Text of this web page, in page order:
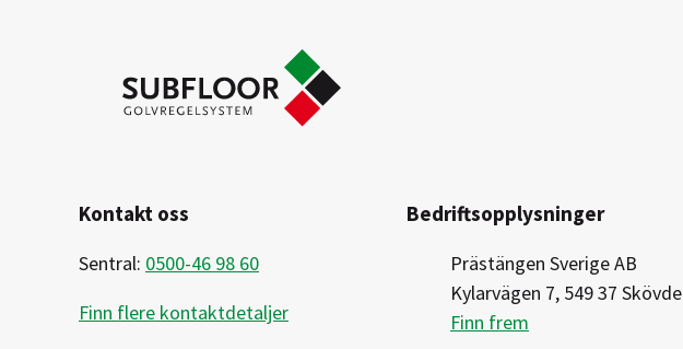
Kontakt oss
Sentral: 0500-46 98 60
Finn flere kontaktdetaljer
Bedriftsopplysninger
Prästängen Sverige AB
Kylarvägen 7, 549 37 Skövde
Finn frem